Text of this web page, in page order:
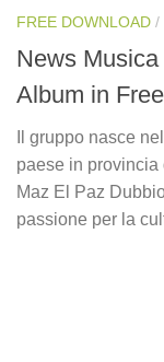
FREE DOWNLOAD /
News Musica
Album in
Il gruppo nasce
paese in provincia
Maz El Paz
passione per la